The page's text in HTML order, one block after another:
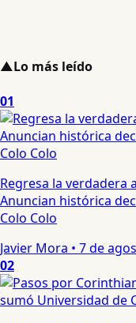
▲Lo más leído
01
Regresa la verdadera
Anuncian histórica
Colo Colo
Javier Mora • 7 de
02